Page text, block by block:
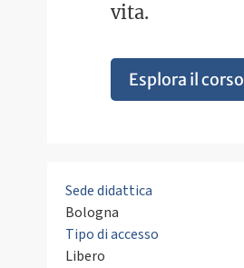
vita.
Esplora il corso
Sede didattica
Bologna
Tipo di accesso
Libero